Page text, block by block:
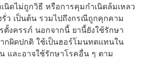
นิดไม่ถูกวิธี หรือการคุมกำเนิดล้มเหลว
รั่ว เป็นต้น รวมไปถึงกรณีถูกคุกคาม
รตั้งครรภ์ นอกจากนี้ ยานี้ยังใช้รักษา
กผิดปกติ ใช้เป็นฮอร์โมนทดแทนใน
และอาจใช้รักษาโรคอื่น ๆ ตาม